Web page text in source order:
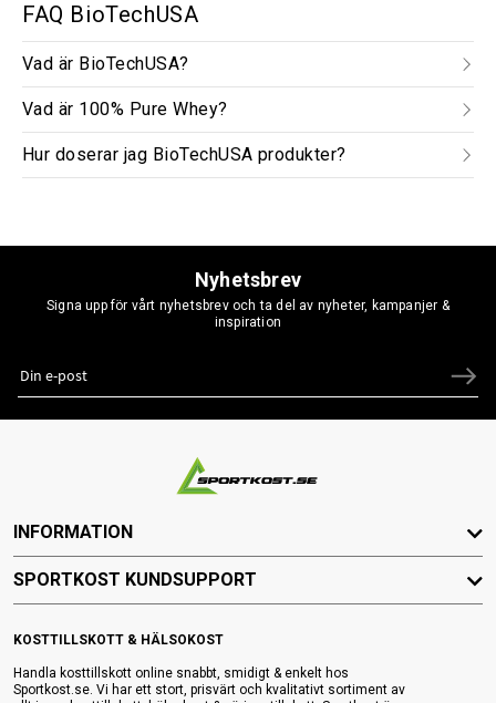
FAQ BioTechUSA
Vad är BioTechUSA?
Vad är 100% Pure Whey?
Hur doserar jag BioTechUSA produkter?
Nyhetsbrev
Signa upp för vårt nyhetsbrev och ta del av nyheter, kampanjer &
inspiration
KOSTTILLSKOTT & HÄLSOKOST
Handla kosttillskott online snabbt, smidigt & enkelt hos
Sportkost.se. Vi har ett stort, prisvärt och kvalitativt sortiment av
INFORMATION
SPORTKOST KUNDSUPPORT